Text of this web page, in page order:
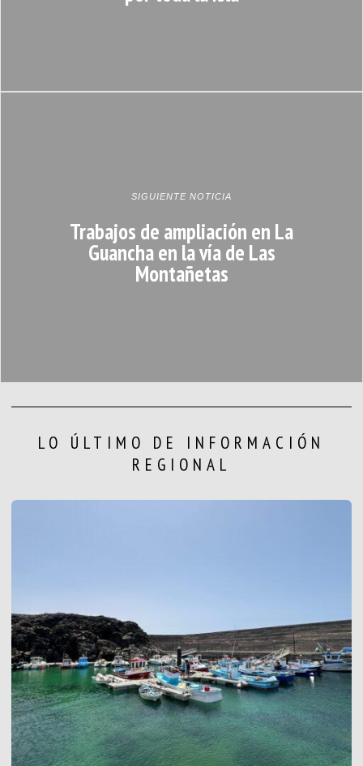
SIGUIENTE NOTICIA
Trabajos de ampliación en La
Guancha en la vía de Las
Montañetas
LO ÚLTIMO DE INFORMACIÓN
REGIONAL